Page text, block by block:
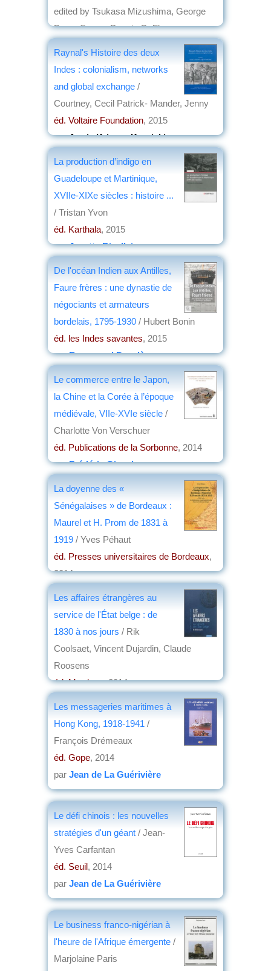
edited by Tsukasa Mizushima, George
Bryan Souza, Dennis O. Flynn
Raynal's Histoire des deux
Indes : colonialism, networks
and global exchange /
Courtney, Cecil Patrick- Mander, Jenny
éd. Voltaire Foundation, 2015
parAnnie Krieger-Krynicki
La production d’indigo en
Guadeloupe et Martinique,
XVIIe-XIXe siècles : histoire ...
/ Tristan Yvon
éd. Karthala, 2015
parJosette Rivallain
De l'océan Indien aux Antilles,
Faure frères : une dynastie de
négociants et armateurs
bordelais, 1795-1930 / Hubert Bonin
éd. les Indes savantes, 2015
parEmmanuel Desclèves
Le commerce entre le Japon,
la Chine et la Corée à l’époque
médiévale, VIIe-XVIe siècle /
Charlotte Von Verschuer
éd. Publications de la Sorbonne, 2014
parFrédéric Girard
La doyenne des «
Sénégalaises » de Bordeaux :
Maurel et H. Prom de 1831 à
1919 / Yves Péhaut
éd. Presses universitaires de Bordeaux,
2014
Les affaires étrangères au
service de l'État belge : de
1830 à nos jours / Rik
Coolsaet, Vincent Dujardin, Claude
Roosens
éd. Mardaga, 2014
Hubert Loiseleur des Longchamps
Les messageries maritimes à
Hong Kong, 1918-1941 /
François Drémeaux
éd. Gope, 2014
par Jean de La Guérivière
Le défi chinois : les nouvelles
stratégies d'un géant / Jean-
Yves Carfantan
éd. Seuil, 2014
par Jean de La Guérivière
Le business franco-nigérian à
l'heure de l'Afrique émergente /
Marjolaine Paris